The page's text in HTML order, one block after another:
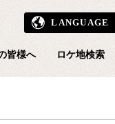
LANGUAGE
皆様へ ロケ地検索